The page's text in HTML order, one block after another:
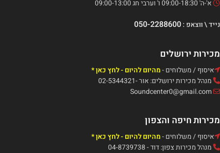
א'-ה' 09:00-18:30 ו' וערבי חג 09:00-13:00
נייד \ ווצאפ :050-2288600
מכירות ירושלים
איסוף / משלוחים -מהיום להיום - לחץ כאן *
מנהל מכירות ירושלים: אור -02-5344321
מכירות חיפה והצפון
איסוף / משלוחים -מהיום להיום - לחץ כאן *
מנהל מכירות צפון: דוד - 04-8739738